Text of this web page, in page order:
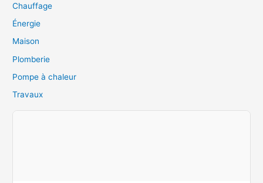
Chauffage
Énergie
Maison
Plomberie
Pompe à chaleur
Travaux